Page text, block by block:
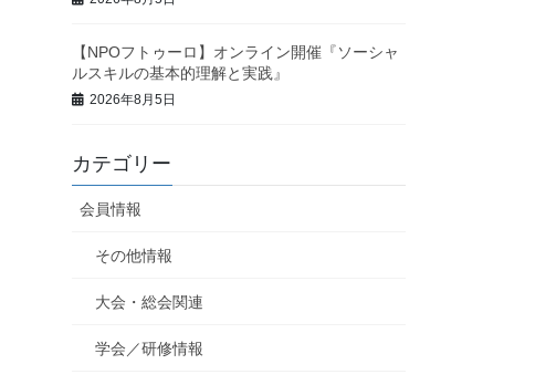
【NPOフトゥーロ】オンライン開催『ソーシャ
ルスキルの基本的理解と実践』
2026年8月5日
カテゴリー
会員情報
その他情報
大会・総会関連
学会／研修情報